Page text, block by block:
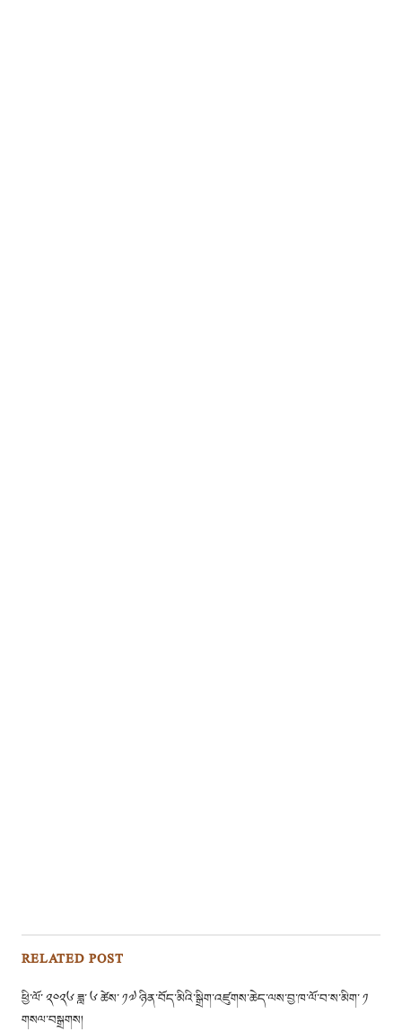
RELATED POST
ཕྱི་ལོ་ ༢༠༢༦ ཟླ་ ༦ ཚེས་ ༡༧ ཉིན་བོད་མིའི་སྒྲིག་འཛུགས་ཆེད་ལས་བྱ་ཁ་ལོ་བ་ས་མིག་ ༡
གསལ་བསྒྲགས།